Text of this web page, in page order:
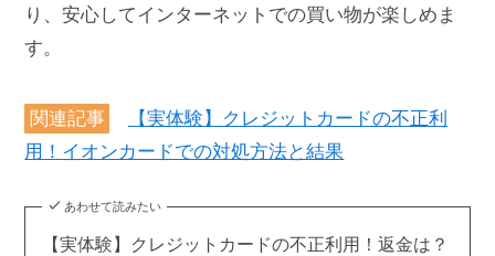
り、安心してインターネットでの買い物が楽しめま
す。
関連記事
【実体験】クレジットカードの不正利
用！イオンカードでの対処方法と結果
あわせて読みたい
【実体験】クレジットカードの不正利用！返金は？